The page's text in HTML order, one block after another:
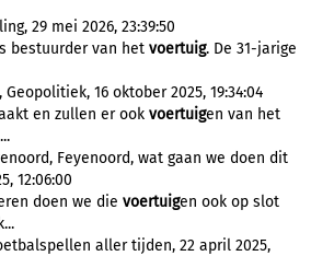
29 mei 2026, 23:39:50
bestuurder van het voertuig. De 31-jarige
16 oktober 2025, 19:34:04
en zullen er ook voertuigen van het
Feyenoord, wat gaan we doen dit
12:06:00
doen we die voertuigen ook op slot
aller tijden, 22 april 2025,